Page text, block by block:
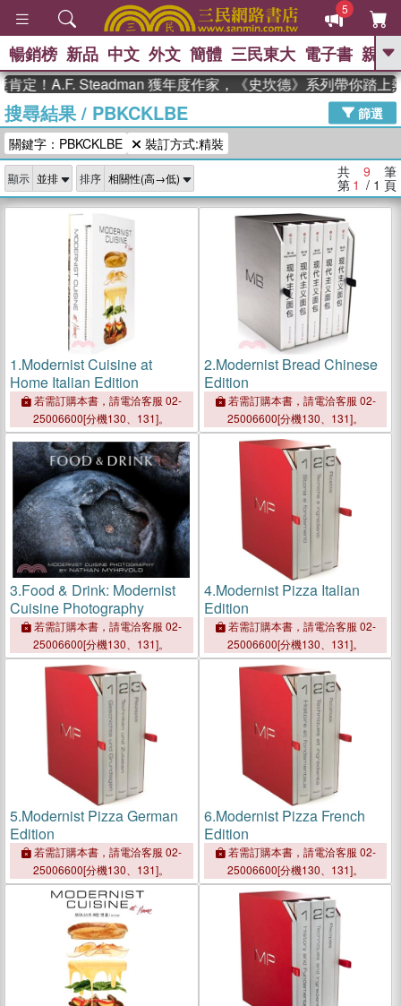
5
GO
熱搜： 高希均教授回憶錄
、 The Odyssey 、 父親節 、 如果歷
史是一群喵
獎 臺灣漫遊錄 、 方念華 、 台灣的李
登輝時代
數學女孩：黎曼猜想 、
偉大的迷走神經
暢銷榜 新品 中文 外文 簡體 三民東大 電子書 親子
定！A.F. Steadman 獲年度作家，《史坎德》系列帶你踏上熱
搜尋結果/ PBKCKLBE
篩選
關鍵字：PBKCKLBE
裝訂方式:精裝
顯示 排序 共 9 筆
第 1 / 1 頁
1.Modernist Cuisine at
Home Italian Edition
若需訂購本書，請電洽客服 02-
25006600[分機130、131]。
2.Modernist Bread Chinese
Edition
若需訂購本書，請電洽客服 02-
25006600[分機130、131]。
3.Food & Drink: Modernist
Cuisine Photography
若需訂購本書，請電洽客服 02-
25006600[分機130、131]。
4.Modernist Pizza Italian
Edition
若需訂購本書，請電洽客服 02-
25006600[分機130、131]。
5.Modernist Pizza German
Edition
若需訂購本書，請電洽客服 02-
25006600[分機130、131]。
6.Modernist Pizza French
Edition
若需訂購本書，請電洽客服 02-
25006600[分機130、131]。